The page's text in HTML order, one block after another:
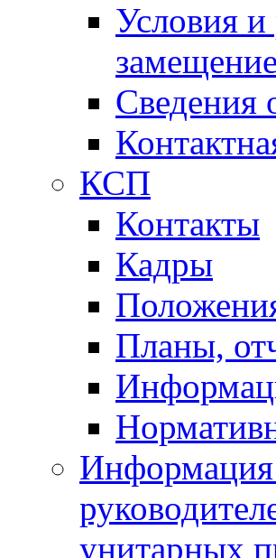
Условия и
Сведения
КСП
Контакты
Кадры
Планы,
Информация
унитарных